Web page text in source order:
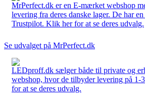
MrPerfect.dk er en E-mærket webshop
levering fra deres danske lager. De har
Trustpilot. Klik her for at se deres udvalg.
Se udvalget på MrPerfect.dk
LEDproff.dk sælger både til private og
webshop, hvor de tilbyder levering på 1-
for at se deres udvalg.